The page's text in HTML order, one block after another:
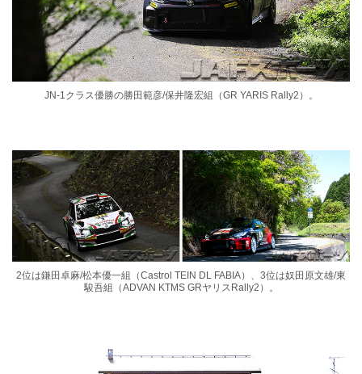
JN-1クラス優勝の勝田範彦/保井隆宏組（GR YARIS Rally2）。
2位は鎌田卓麻/松本優一組（Castrol TEIN DL FABIA）、3位は奴田原文雄/東
駿吾組（ADVAN KTMS GRヤリスRally2）。